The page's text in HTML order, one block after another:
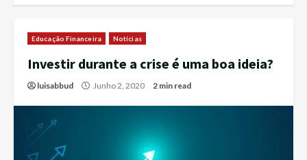
Educação Financeira Notícias
Investir durante a crise é uma boa ideia?
luisabbud Junho 2, 2020 2 min read